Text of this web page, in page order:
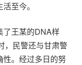
至今。
了王某的DNA样
，民警还与甘肃警
。经过多日的努